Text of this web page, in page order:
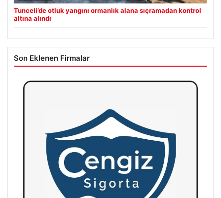
Tunceli’de otluk yangını ormanlık alana sıçramadan kontrol
altına alındı
Son Eklenen Firmalar